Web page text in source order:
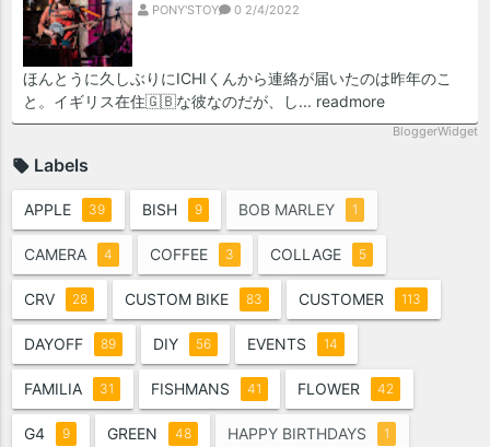
PONY'STOY 0 2/4/2022
ほんとうに久しぶりにICHIくんから連絡が届いたのは昨年のこ
と。イギリス在住🇬🇧な彼なのだが、し... readmore
BloggerWidget
Labels
APPLE 39 BISH 9 BOB MARLEY 1
CAMERA 4 COFFEE 3 COLLAGE 5
CRV 28 CUSTOM BIKE 83 CUSTOMER 113
DAYOFF 89 DIY 56 EVENTS 14
FAMILIA 31 FISHMANS 41 FLOWER 42
G4 9 GREEN 48 HAPPY BIRTHDAYS 1